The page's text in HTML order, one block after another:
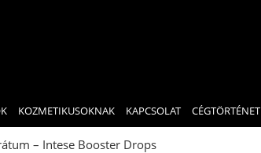
KOZMETIKUSOKNAK KAPCSOLAT CÉGTÖRTÉNET
– Intese Booster Drops